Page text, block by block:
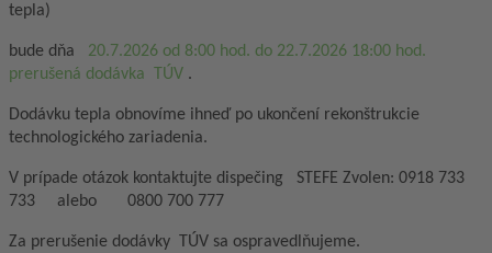
tepla)
bude dňa 20.7.2026 od 8:00 hod. do 22.7.2026 18:00 hod.
prerušená dodávka TÚV .
Dodávku tepla obnovíme ihneď po ukončení rekonštrukcie
technologického zariadenia.
V prípade otázok kontaktujte dispečing STEFE Zvolen: 0918 733
733 alebo 0800 700 777
Za prerušenie dodávky TÚV sa ospravedlňujeme.